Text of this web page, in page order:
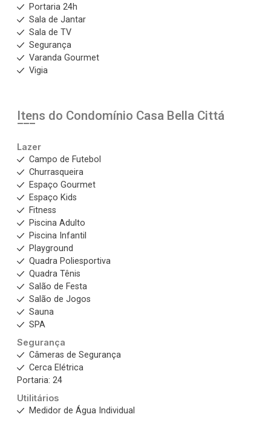
Portaria 24h
Sala de Jantar
Sala de TV
Segurança
Varanda Gourmet
Vigia
Itens do Condomínio Casa Bella Cittá
Lazer
Campo de Futebol
Churrasqueira
Espaço Gourmet
Espaço Kids
Fitness
Piscina Adulto
Piscina Infantil
Playground
Quadra Poliesportiva
Quadra Tênis
Salão de Festa
Salão de Jogos
Sauna
SPA
Segurança
Câmeras de Segurança
Cerca Elétrica
Portaria: 24
Utilitários
Medidor de Água Individual